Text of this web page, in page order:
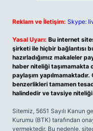
Reklam ve İletişim: Skype:
Yasal Uyarı: Bu internet
şirketi ile hiçbir bağlantısı
hazırladığımız makaleler
haber niteliği taşımamakta
paylaşım
benzerlikleri tamamen
halindedir ve tavsiye niteliği
Sitemiz, 5651 Sayılı Kanun
Kurumu (BTK) tarafından
vermektedir. Bu nedenle,